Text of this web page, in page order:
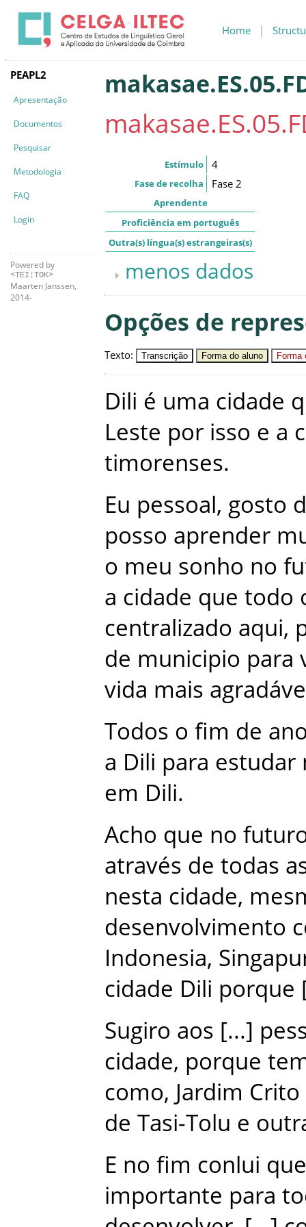
Home |
PEAPL2
Apresentação
Documentos
Pesquisar
Metodologia
FAQ
Login
Powered by
<TEI:TOK>
Maarten Janssen,
2014-
Estímulo 4
Fase de recolha Fase 2
Aprendente
Proficiência em português
Outra(s) língua(s) estrangeiras(s)
menos dados
Opções de
Texto: Transcrição Forma do aluno Forma
Dili é uma cidade
Leste por isso e a
timorenses.
Eu pessoal, gosto
posso aprender
o meu sonho no
a cidade que todo
centralizado aqui,
de municipio para
vida mais
Todos o fim de
a Dili para estudar
em Dili.
Acho que no
através de todas
nesta cidade,
desenvolvimento
Indonesia,
cidade Dili porque
Sugiro aos
cidade, porque
como, Jardim Crito
de Tasi-Tolu e
E no fim conlui que
importante para